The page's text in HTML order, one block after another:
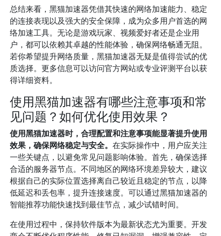
总结来看，黑猫加速器凭借其快速的网络加速能力、稳定
的连接表现以及强大的安全保障，成为众多用户首选的网
络加速工具。无论是游戏玩家、视频爱好者还是企业用
户，都可以依赖其卓越的性能体验，确保网络畅通无阻。
若你希望提升网络质量，黑猫加速器无疑是值得尝试的优
质选择。更多信息可以访问官方网站或专业评测平台以获
得详细资料。
使用黑猫加速器有哪些注意事项和常
见问题？如何优化使用效果？
使用黑猫加速器时，合理配置和注意事项能显著提升使用
效果，确保网络稳定与安全。 在实际操作中，用户应关注
一些关键点，以避免常见问题影响体验。首先，确保选择
合适的服务器节点。不同地区的网络环境差异较大，建议
根据自己的实际位置选择离自己较近且稳定的节点，以降
低延迟和丢包率，提升连接速度。可以通过黑猫加速器的
智能推荐功能快速找到最佳节点，减少试错时间。
在使用过程中，保持软件版本为最新状态尤为重要。开发